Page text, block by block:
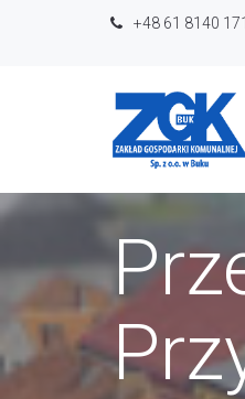
+48 61 8140 171